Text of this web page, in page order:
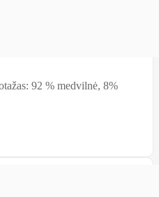
92 % medvilnė, 8%